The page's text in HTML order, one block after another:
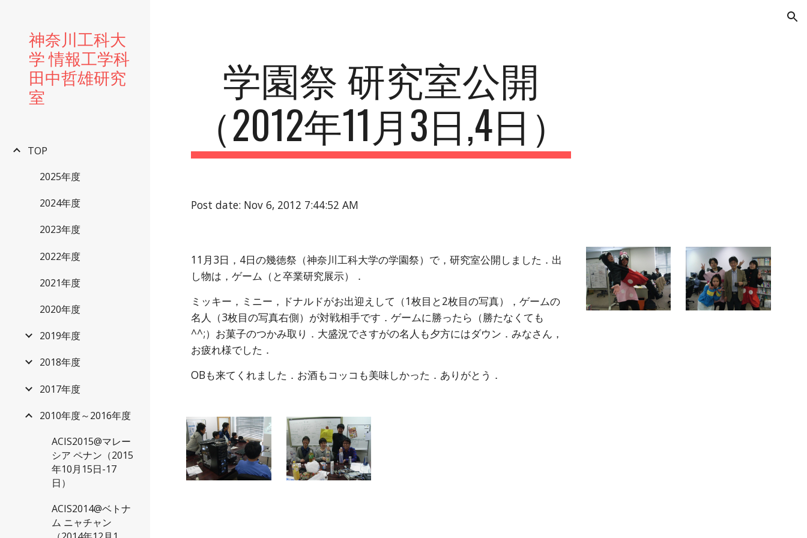
神奈川工科大
学 情報工学科
田中哲雄研究
室
TOP
2025年度
2024年度
2023年度
2022年度
2021年度
2020年度
2019年度
2018年度
2017年度
2010年度～2016年度
ACIS2015@マレー
シア ペナン（2015
年10月15日-17
日）
ACIS2014@ベトナ
ム ニャチャン
学園祭 研究室公開
（2012年11月3日,4日）
Post date: Nov 6, 2012 7:44:52 AM
11月3日，4日の幾徳祭（神奈川工科大学の学園祭）で，研究室公開しました．出
し物は，ゲーム（と卒業研究展示）．
ミッキー，ミニー，ドナルドがお出迎えして（1枚目と2枚目の写真），ゲームの
名人（3枚目の写真右側）が対戦相手です．ゲームに勝ったら（勝たなくても
^^;）お菓子のつかみ取り．大盛況でさすがの名人も夕方にはダウン．みなさん，
お疲れ様でした．
OBも来てくれました．お酒もコッコも美味しかった．ありがとう．